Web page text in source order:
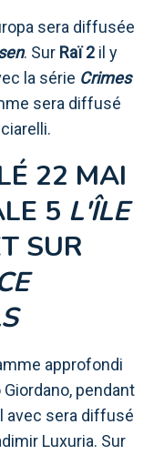
sera diffusée
. Sur Raï 2 il y
la série Crimes
sera diffusé
22 MAI
5 L'ÎLE
SUR
approfondi
pendant
avec sera diffusé
Luxuria. Sur